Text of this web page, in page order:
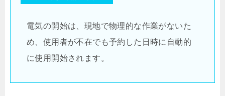
電気の開始は、現地で物理的な作業がないた
め、使用者が不在でも予約した日時に自動的
に使用開始されます。